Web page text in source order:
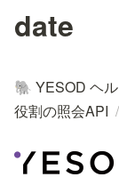
date
🐘 YESOD ヘ
役割の照会API /